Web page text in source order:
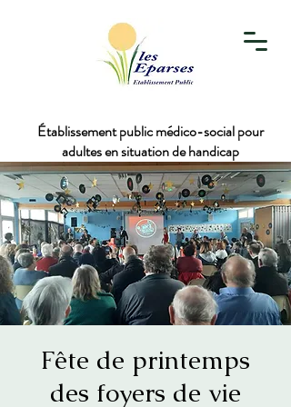
Établissement public médico-social pour
adultes en situation de handicap
Fête de printemps
des foyers de vie